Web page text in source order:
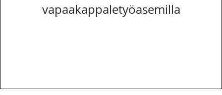
vapaakappaletyöasemilla